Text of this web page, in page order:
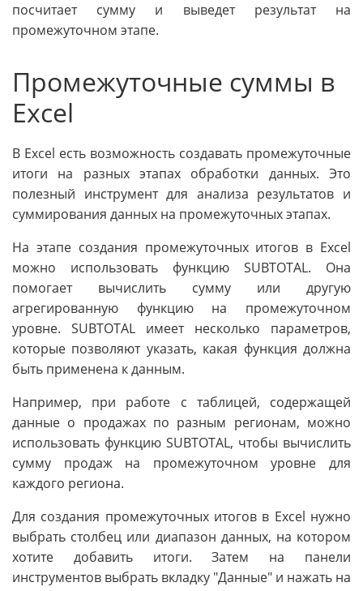
посчитает сумму и выведет результат на
промежуточном этапе.
Промежуточные суммы в
Excel
В Excel есть возможность создавать промежуточные
итоги на разных этапах обработки данных. Это
полезный инструмент для анализа результатов и
суммирования данных на промежуточных этапах.
На этапе создания промежуточных итогов в Excel
можно использовать функцию SUBTOTAL. Она
помогает вычислить сумму или другую
агрегированную функцию на промежуточном
уровне. SUBTOTAL имеет несколько параметров,
которые позволяют указать, какая функция должна
быть применена к данным.
Например, при работе с таблицей, содержащей
данные о продажах по разным регионам, можно
использовать функцию SUBTOTAL, чтобы вычислить
сумму продаж на промежуточном уровне для
каждого региона.
Для создания промежуточных итогов в Excel нужно
выбрать столбец или диапазон данных, на котором
хотите добавить итоги. Затем на панели
инструментов выбрать вкладку "Данные" и нажать на